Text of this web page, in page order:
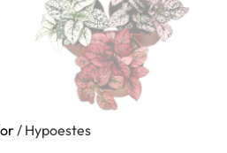
/ Hypoestes